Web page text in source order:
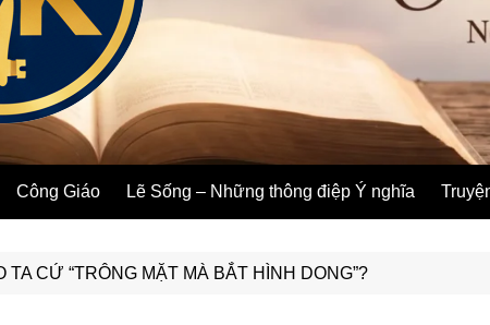
Công Giáo Lẽ Sống – Những thông điệp Ý nghĩa
TA CỨ “TRÔNG MẶT MÀ BẮT HÌNH DONG”?